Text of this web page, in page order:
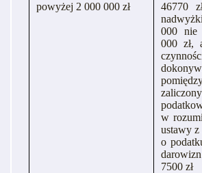
powyżej 2 000 000 zł
46770
000
000 zł,
w
ustawy
o
7500 zł